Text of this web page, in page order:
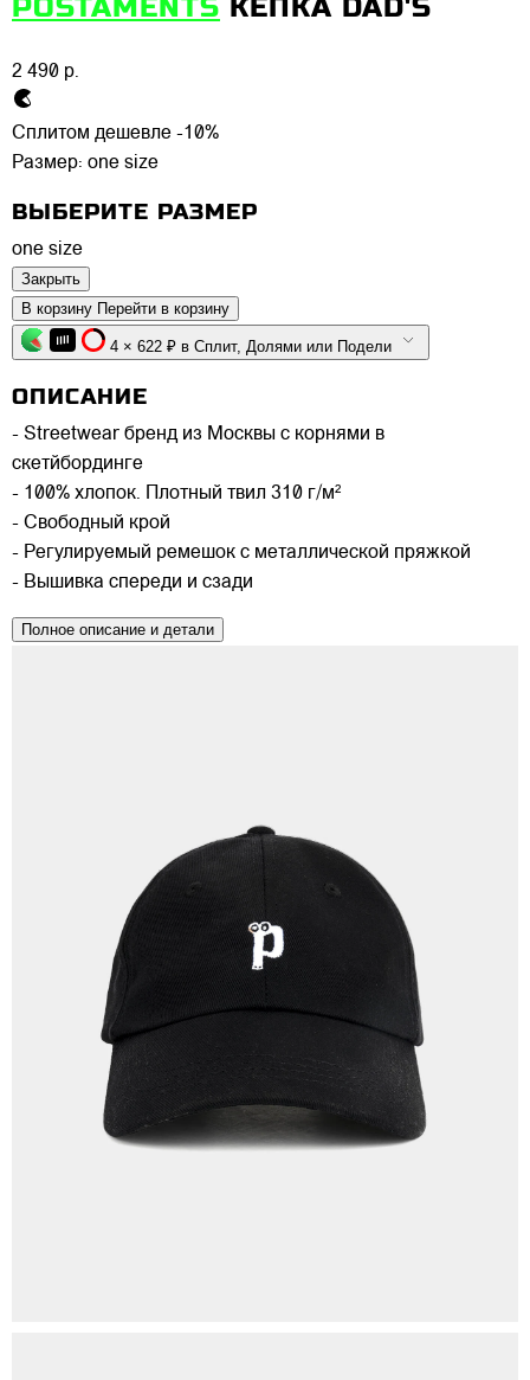
2 490 р.
Сплитом дешевле -10%
Размер: one size
ВЫБЕРИТЕ РАЗМЕР
one size
Закрыть
В корзину Перейти в корзину
4 × 622 ₽ в Сплит, Долями или Подели
ОПИСАНИЕ
- Streetwear бренд из Москвы с корнями в
скетйбординге
- 100% хлопок. Плотный твил 310 г/м²
- Свободный крой
- Регулируемый ремешок с металлической пряжкой
- Вышивка спереди и сзади
Полное описание и детали